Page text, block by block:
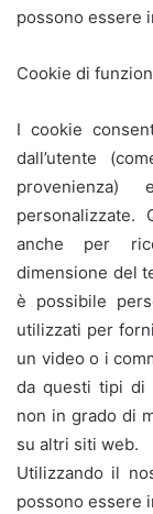
possono essere
Cookie di
I cookie
dall’utente
provenienza)
personalizzate.
anche per
dimensione del
è possibile
utilizzati per
un video o i
da questi tipi di
non in grado di
su altri siti web.
Utilizzando il
possono essere